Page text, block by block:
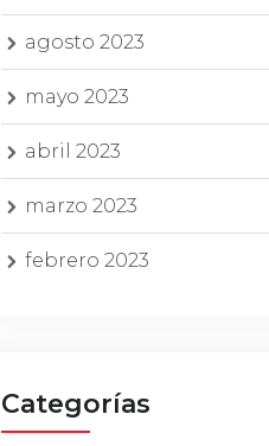
agosto 2023
mayo 2023
abril 2023
marzo 2023
febrero 2023
Categorías